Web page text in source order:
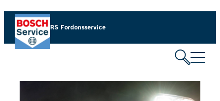
RS Fordonsservice